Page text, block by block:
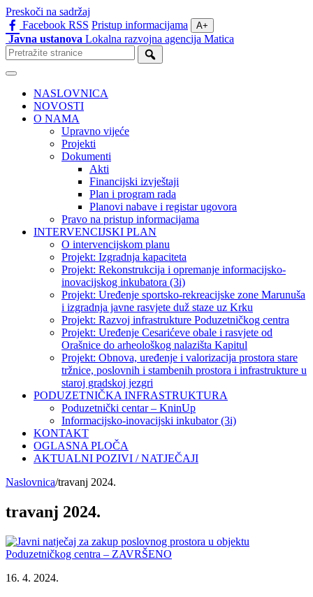
Preskoči na sadržaj
Facebook RSS Pristup informacijama A+
Javna ustanova Lokalna razvojna agencija Matica
Pretraži
stranice
Izbornik
NASLOVNICA
NOVOSTI
O NAMA
Upravno vijeće
Projekti
Dokumenti
Akti
Financijski izvještaji
Plan i program rada
Planovi nabave i registar ugovora
Pravo na pristup informacijama
INTERVENCIJSKI PLAN
O intervencijskom planu
Projekt: Izgradnja kapaciteta
Projekt: Rekonstrukcija i opremanje informacijsko-
inovacijskog inkubatora (3i)
Projekt: Uređenje sportsko-rekreacijske zone Marunuša
i izgradnja javne rasvjete duž staze uz Krku
Projekt: Razvoj infrastrukture Poduzetničkog centra
Projekt: Uređenje Cesarićeve obale i rasvjete od
Orašnice do arheološkog nalazišta Kapitul
Projekt: Obnova, uređenje i valorizacija prostora stare
tržnice, poslovnih i stambenih prostora i infrastrukture u
staroj gradskoj jezgri
PODUZETNIČKA INFRASTRUKTURA
Poduzetnički centar – KninUp
Informacijsko-inovacijski inkubator (3i)
KONTAKT
OGLASNA PLOČA
AKTUALNI POZIVI / NATJEČAJI
Naslovnica/travanj 2024.
travanj 2024.
16. 4. 2024.